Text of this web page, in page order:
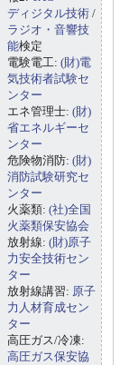
ディジタル技術 /
ラジオ・音響技
能検定
電験電工: (財)電
気技術者試験セ
ンター
エネ管理士: (財)
省エネルギーセ
ンター
危険物消防: (財)
消防試験研究セ
ンター
火薬類: (社)全国
火薬類保安協会
放射線: (財)原子
力安全技術セン
ター
放射線講習: 原子
力人材育成セン
ター
高圧ガス/冷凍:
高圧ガス保安協